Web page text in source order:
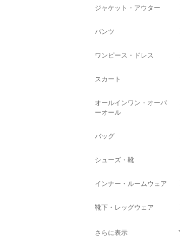
ジャケット・アウター
パンツ
ワンピース・ドレス
スカート
オールインワン・オーバ
ーオール
バッグ
シューズ・靴
インナー・ルームウェア
靴下・レッグウェア
さらに表示